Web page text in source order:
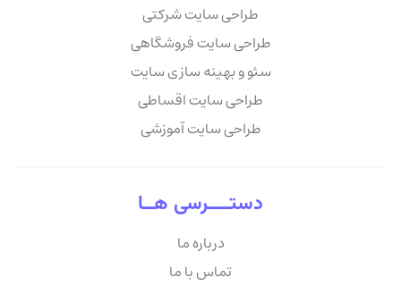
طراحی سایت شرکتی
طراحی سایت فروشگاهی
سئو و بهینه سازی سایت
طراحی سایت اقساطی
طراحی سایت آموزشی
دستــــرسی هــا
درباره ما
تماس با ما